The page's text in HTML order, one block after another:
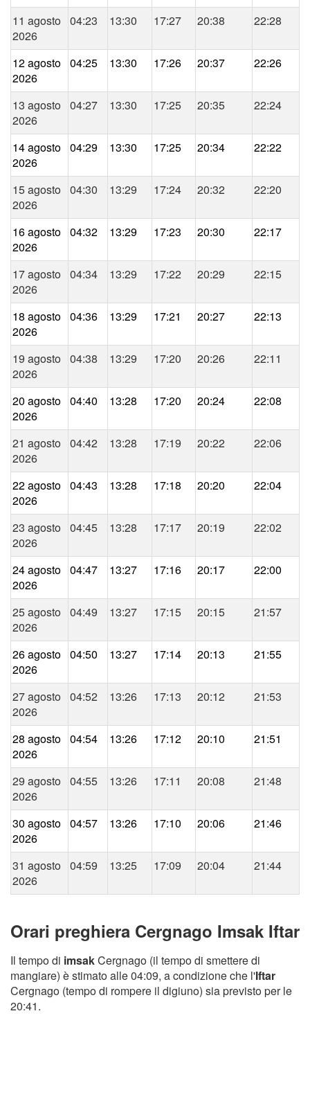
11 agosto
2026
04:23 13:30 17:27 20:38 22:28
12 agosto
2026
04:25 13:30 17:26 20:37 22:26
13 agosto
2026
04:27 13:30 17:25 20:35 22:24
14 agosto
2026
04:29 13:30 17:25 20:34 22:22
15 agosto
2026
04:30 13:29 17:24 20:32 22:20
16 agosto
2026
04:32 13:29 17:23 20:30 22:17
17 agosto
2026
04:34 13:29 17:22 20:29 22:15
18 agosto
2026
04:36 13:29 17:21 20:27 22:13
19 agosto
2026
04:38 13:29 17:20 20:26 22:11
20 agosto
2026
04:40 13:28 17:20 20:24 22:08
21 agosto
2026
04:42 13:28 17:19 20:22 22:06
22 agosto
2026
04:43 13:28 17:18 20:20 22:04
23 agosto
2026
04:45 13:28 17:17 20:19 22:02
24 agosto
2026
04:47 13:27 17:16 20:17 22:00
25 agosto
2026
04:49 13:27 17:15 20:15 21:57
26 agosto
2026
04:50 13:27 17:14 20:13 21:55
27 agosto
2026
04:52 13:26 17:13 20:12 21:53
28 agosto
2026
04:54 13:26 17:12 20:10 21:51
29 agosto
2026
04:55 13:26 17:11 20:08 21:48
30 agosto
2026
04:57 13:26 17:10 20:06 21:46
31 agosto
2026
04:59 13:25 17:09 20:04 21:44
Orari preghiera Cergnago Imsak Iftar
Il tempo di imsakCergnago (il tempo di smettere di
mangiare) è stimato alle 04:09, a condizione che l'Iftar
Cergnago (tempo di rompere il digiuno) sia previsto per le
20:41.